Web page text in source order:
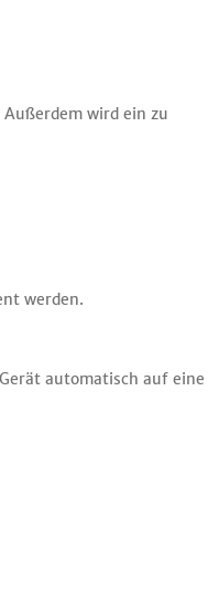
wird ein zu
werden.
automatisch auf eine